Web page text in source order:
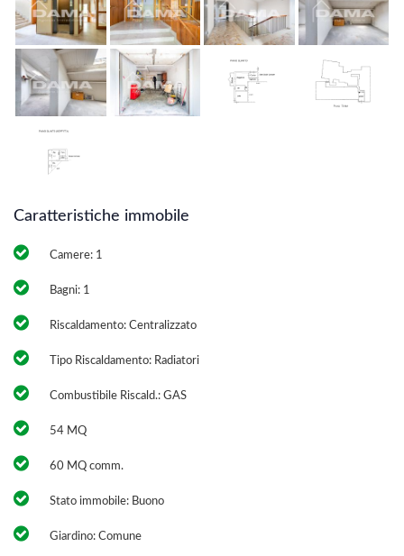
Caratteristiche immobile
Camere: 1
Bagni: 1
Riscaldamento: Centralizzato
Tipo Riscaldamento: Radiatori
Combustibile Riscald.: GAS
54 MQ
60 MQ comm.
Stato immobile: Buono
Giardino: Comune